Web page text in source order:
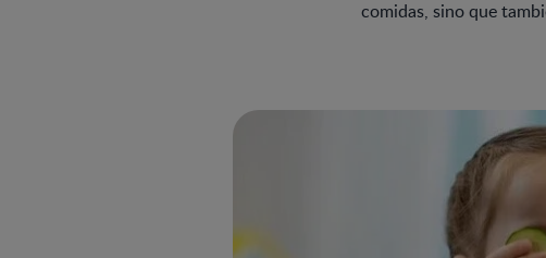
comidas, sino que